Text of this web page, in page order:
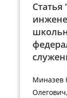
Статья
Миназев